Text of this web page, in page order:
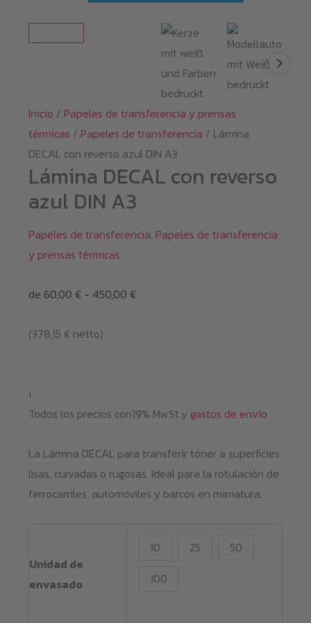
Inicio / Papeles de transferencia y prensas
térmicas / Papeles de transferencia / Lámina
DECAL con reverso azul DIN A3
Lámina DECAL con reverso
azul DIN A3
Papeles de transferencia, Papeles de transferencia
y prensas térmicas
de 60,00 € - 450,00 €Rango
450,00 €
(378,15 €netto)
i
Todos los precios con19% MwSt.y gastos de envío
La Lámina DECAL para transferir tóner a superficies
lisas, curvadas o rugosas. Ideal para la rotulación de
ferrocarriles, automóviles y barcos en miniatura.
Unidad de
envasado
10 25
50
100